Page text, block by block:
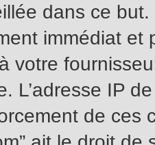
dans ce
immédiat et
votre
L’adresse IP
de